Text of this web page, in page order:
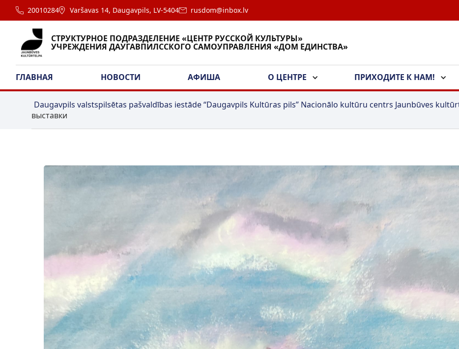
20010284 Varšavas 14, Daugavpils, LV-5404 rusdom@inbox.lv
СТРУКТУРНОЕ ПОДРАЗДЕЛЕНИЕ «ЦЕНТР РУССКОЙ КУЛЬТУРЫ»
УЧРЕЖДЕНИЯ ДАУГАВПИЛССКОГО САМОУПРАВЛЕНИЯ «ДОМ ЕДИНСТВА»
ГЛАВНАЯ НОВОСТИ АФИША О ЦЕНТРЕ ПРИХОДИТЕ К НАМ!
Daugavpils valstspilsētas pašvaldības iestāde “Daugavpils Kultūras pils” Nacionālo kultūru centrs Jaunbūves
выставки